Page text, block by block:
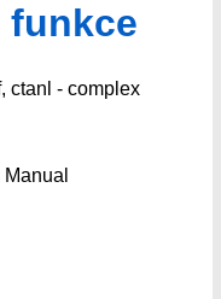
funkce
ctanl - complex